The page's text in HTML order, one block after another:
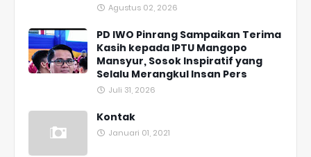
Agustus 02, 2026
PD IWO Pinrang Sampaikan Terima
Kasih kepada IPTU Mangopo
Mansyur, Sosok Inspiratif yang
Selalu Merangkul Insan Pers
Juli 31, 2026
Kontak
Januari 01, 2021